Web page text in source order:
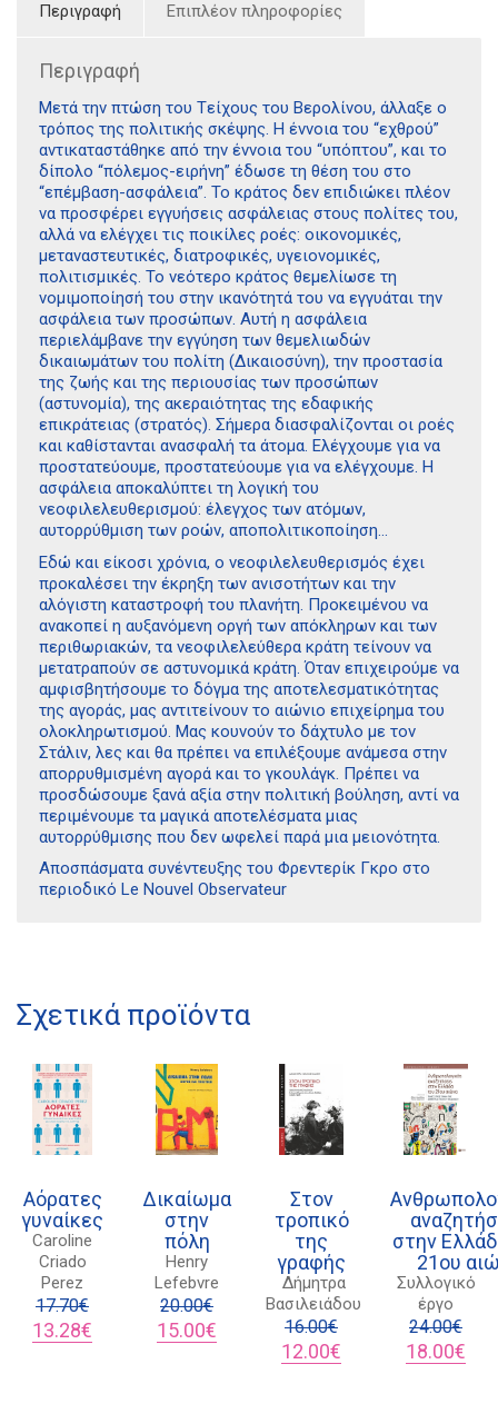
Περιγραφή Επιπλέον πληροφορίες
Περιγραφή
Μετά την πτώση του Tείχους του Βερολίνου, άλλαξε ο
τρόπος της πολιτικής σκέψης. Η έννοια του “εχθρού”
αντικαταστάθηκε από την έννοια του “υπόπτου”, και το
δίπολο “πόλεμος-ειρήνη” έδωσε τη θέση του στο
“επέμβαση-ασφάλεια”. Το κράτος δεν επιδιώκει πλέον
να προσφέρει εγγυήσεις ασφάλειας στους πολίτες του,
αλλά να ελέγχει τις ποικίλες ροές: οικονομικές,
μεταναστευτικές, διατροφικές, υγειονομικές,
πολιτισμικές. Το νεότερο κράτος θεμελίωσε τη
νομιμοποίησή του στην ικανότητά του να εγγυάται την
ασφάλεια των προσώπων. Αυτή η ασφάλεια
περιελάμβανε την εγγύηση των θεμελιωδών
δικαιωμάτων του πολίτη (Δικαιοσύνη), την προστασία
της ζωής και της περιουσίας των προσώπων
(αστυνομία), της ακεραιότητας της εδαφικής
επικράτειας (στρατός). Σήμερα διασφαλίζονται οι ροές
και καθίστανται ανασφαλή τα άτομα. Ελέγχουμε για να
προστατεύουμε, προστατεύουμε για να ελέγχουμε. Η
ασφάλεια αποκαλύπτει τη λογική του
νεοφιλελευθερισμού: έλεγχος των ατόμων,
αυτορρύθμιση των ροών, αποπολιτικοποίηση…
Εδώ και είκοσι χρόνια, ο νεοφιλελευθερισμός έχει
προκαλέσει την έκρηξη των ανισοτήτων και την
αλόγιστη καταστροφή του πλανήτη. Προκειμένου να
ανακοπεί η αυξανόμενη οργή των απόκληρων και των
περιθωριακών, τα νεοφιλελεύθερα κράτη τείνουν να
μετατραπούν σε αστυνομικά κράτη. Όταν επιχειρούμε να
αμφισβητήσουμε το δόγμα της αποτελεσματικότητας
της αγοράς, μας αντιτείνουν το αιώνιο επιχείρημα του
ολοκληρωτισμού. Μας κουνούν το δάχτυλο με τον
Στάλιν, λες και θα πρέπει να επιλέξουμε ανάμεσα στην
απορρυθμισμένη αγορά και το γκουλάγκ. Πρέπει να
προσδώσουμε ξανά αξία στην πολιτική βούληση, αντί να
περιμένουμε τα μαγικά αποτελέσματα μιας
αυτορρύθμισης που δεν ωφελεί παρά μια μειονότητα.
Αποσπάσματα συνέντευξης του Φρεντερίκ Γκρο στο
περιοδικό Le Nouvel Observateur
Σχετικά προϊόντα
Αόρατες
γυναίκες
Caroline
Criado
Perez
17.70€
Original
price
13.28€
τρέχουσα
Δικαίωμα
στην
πόλη
Henry
Lefebvre
20.00€
Original
price
15.00€
τρέχουσα
Στον
τροπικό
της
γραφής
Δήμητρα
Βασιλειάδου
16.00€
Original
price
12.00€
τρέχουσα
στην
21ου
Συλλογικό
έργο
24.00€
Original
price
18.00€
21 1750 8340
kombrai.bs@gmail.com
Πολιτική προστασίας δεδομένων